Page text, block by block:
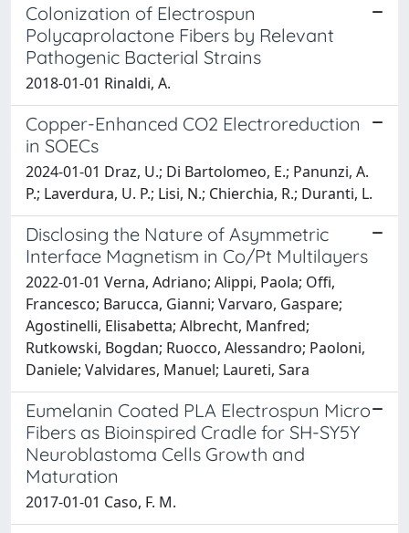
Colonization of Electrospun
Polycaprolactone Fibers by Relevant
Pathogenic Bacterial Strains
2018-01-01 Rinaldi, A.
Copper-Enhanced CO2 Electroreduction
in SOECs
2024-01-01 Draz, U.; Di Bartolomeo, E.; Panunzi, A.
P.; Laverdura, U. P.; Lisi, N.; Chierchia, R.; Duranti, L.
Disclosing the Nature of Asymmetric
Interface Magnetism in Co/Pt Multilayers
2022-01-01 Verna, Adriano; Alippi, Paola; Offi,
Francesco; Barucca, Gianni; Varvaro, Gaspare;
Agostinelli, Elisabetta; Albrecht, Manfred;
Rutkowski, Bogdan; Ruocco, Alessandro; Paoloni,
Daniele; Valvidares, Manuel; Laureti, Sara
Eumelanin Coated PLA Electrospun Micro
Fibers as Bioinspired Cradle for SH-SY5Y
Neuroblastoma Cells Growth and
Maturation
2017-01-01 Caso, F. M.